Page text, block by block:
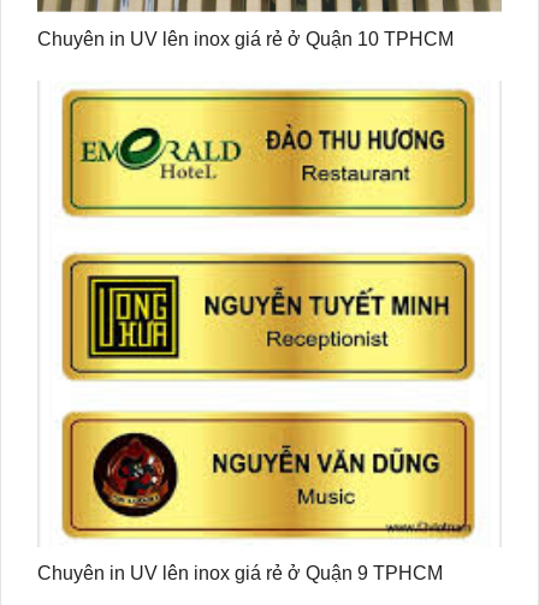
Chuyên in UV lên inox giá rẻ ở Quận 10 TPHCM
Chuyên in UV lên inox giá rẻ ở Quận 9 TPHCM